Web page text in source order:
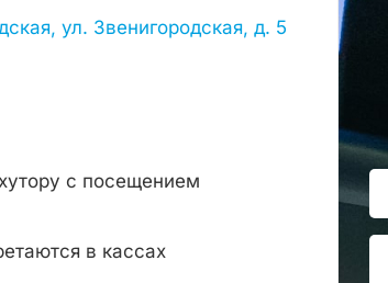
ул. Звенигородская, д. 5
с посещением
в кассах